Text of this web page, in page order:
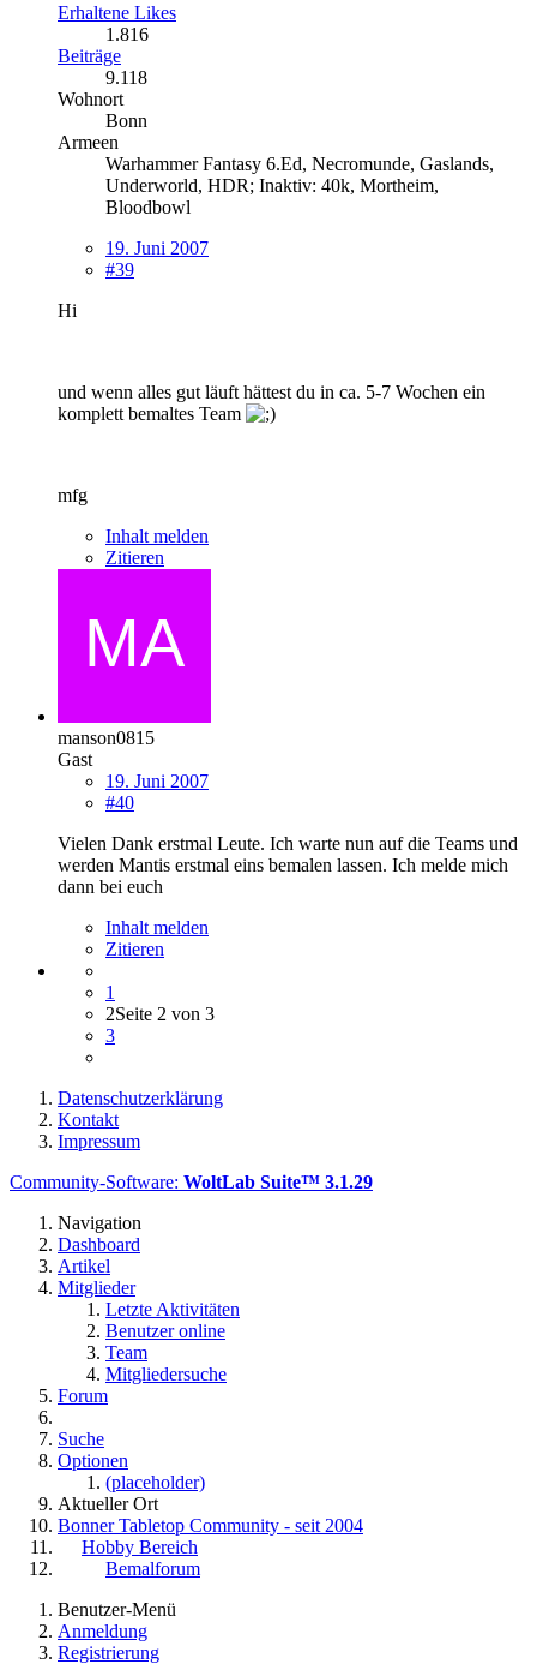
Erhaltene Likes
1.816
Beiträge
9.118
Wohnort
Bonn
Armeen
Warhammer Fantasy 6.Ed, Necromunde, Gaslands,
Underworld, HDR; Inaktiv: 40k, Mortheim,
Bloodbowl
19. Juni 2007
#39
Hi
und wenn alles gut läuft hättest du in ca. 5-7 Wochen ein
komplett bemaltes Team
mfg
Inhalt melden
Zitieren
manson0815
Gast
19. Juni 2007
#40
Vielen Dank erstmal Leute. Ich warte nun auf die Teams und
werden Mantis erstmal eins bemalen lassen. Ich melde mich
dann bei euch
Inhalt melden
Zitieren
1
2Seite 2 von 3
3
Datenschutzerklärung
Kontakt
Impressum
Community-Software: WoltLab Suite™ 3.1.29
Navigation
Dashboard
Artikel
Mitglieder
Letzte Aktivitäten
Benutzer online
Team
Mitgliedersuche
Forum
Suche
Optionen
(placeholder)
Aktueller Ort
Bonner Tabletop Community - seit 2004
Hobby Bereich
Bemalforum
Benutzer-Menü
Anmeldung
Registrierung